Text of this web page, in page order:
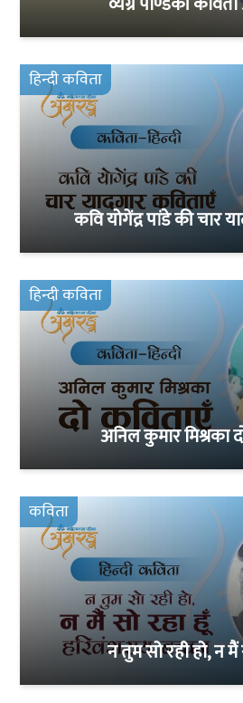
हिन्दी कविता
कवि योगेंद्र पांडे की चार
हिन्दी कविता
अनिल कुमार मिश्रका
कविता
न तुम सो रही हो, न मैं